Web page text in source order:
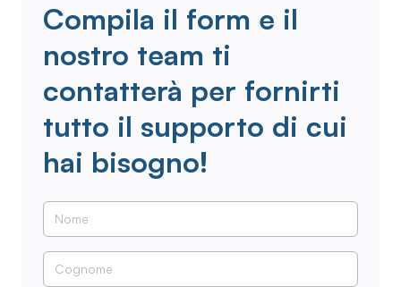
Compila il form e il
nostro team ti
contatterà per fornirti
tutto il supporto di cui
hai bisogno!